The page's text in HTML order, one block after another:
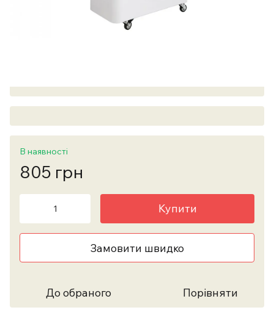
В наявності
805 грн
Купити
Замовити швидко
До обраного Порівняти